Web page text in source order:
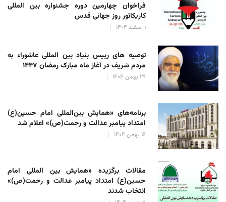
فراخوان چهارمین دوره جشنواره بین المللی
کاریکاتور روز جهانی قدس
۱ اسفند ۱۴۰۴
توصیه های رییس بنیاد بین المللی عاشوراء به
مردم شریف در آغاز ماه مبارک رمضان ۱۴۴۷
۲۹ بهمن ۱۴۰۴
برنامه‌های «همایش بین‌المللی امام حسین(ع)
امتداد پیامبر عدالت و رحمت(ص)» اعلام شد
۱۶ بهمن ۱۴۰۴
مقالات برگزیده «همایش بین المللی امام
حسین(ع) امتداد پیامبر عدالت و رحمت(ص)»
انتخاب شدند